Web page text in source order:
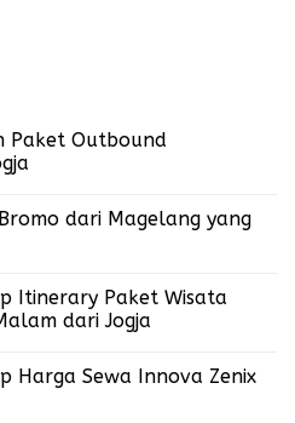
Paket Outbound
dari Magelang yang
Itinerary Paket Wisata
dari Jogja
Harga Sewa Innova Zenix